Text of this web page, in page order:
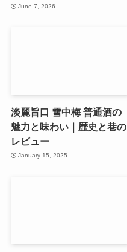
June 7, 2026
淡麗旨口 雪中梅 普通酒の
魅力と味わい｜歴史と巷の
レビュー
January 15, 2025